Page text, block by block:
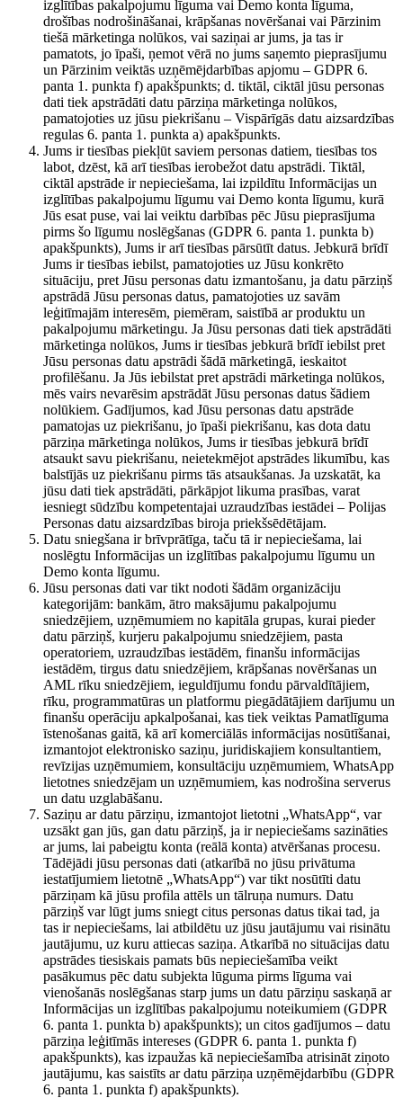
izglītības pakalpojumu līguma vai Demo konta līguma,
drošības nodrošināšanai, krāpšanas novēršanai vai Pārzinim
tiešā mārketinga nolūkos, vai saziņai ar jums, ja tas ir
pamatots, jo īpaši, ņemot vērā no jums saņemto pieprasījumu
un Pārzinim veiktās uzņēmējdarbības apjomu – GDPR 6.
panta 1. punkta f) apakšpunkts; d. tiktāl, ciktāl jūsu personas
dati tiek apstrādāti datu pārziņa mārketinga nolūkos,
pamatojoties uz jūsu piekrišanu – Vispārīgās datu aizsardzības
regulas 6. panta 1. punkta a) apakšpunkts.
Jums ir tiesības piekļūt saviem personas datiem, tiesības tos
labot, dzēst, kā arī tiesības ierobežot datu apstrādi. Tiktāl,
ciktāl apstrāde ir nepieciešama, lai izpildītu Informācijas un
izglītības pakalpojumu līgumu vai Demo konta līgumu, kurā
Jūs esat puse, vai lai veiktu darbības pēc Jūsu pieprasījuma
pirms šo līgumu noslēgšanas (GDPR 6. panta 1. punkta b)
apakšpunkts), Jums ir arī tiesības pārsūtīt datus. Jebkurā brīdī
Jums ir tiesības iebilst, pamatojoties uz Jūsu konkrēto
situāciju, pret Jūsu personas datu izmantošanu, ja datu pārziņš
apstrādā Jūsu personas datus, pamatojoties uz savām
leģitīmajām interesēm, piemēram, saistībā ar produktu un
pakalpojumu mārketingu. Ja Jūsu personas dati tiek apstrādāti
mārketinga nolūkos, Jums ir tiesības jebkurā brīdī iebilst pret
Jūsu personas datu apstrādi šādā mārketingā, ieskaitot
profilēšanu. Ja Jūs iebilstat pret apstrādi mārketinga nolūkos,
mēs vairs nevarēsim apstrādāt Jūsu personas datus šādiem
nolūkiem. Gadījumos, kad Jūsu personas datu apstrāde
pamatojas uz piekrišanu, jo īpaši piekrišanu, kas dota datu
pārziņa mārketinga nolūkos, Jums ir tiesības jebkurā brīdī
atsaukt savu piekrišanu, neietekmējot apstrādes likumību, kas
balstījās uz piekrišanu pirms tās atsaukšanas. Ja uzskatāt, ka
jūsu dati tiek apstrādāti, pārkāpjot likuma prasības, varat
iesniegt sūdzību kompetentajai uzraudzības iestādei – Polijas
Personas datu aizsardzības biroja priekšsēdētājam.
Datu sniegšana ir brīvprātīga, taču tā ir nepieciešama, lai
noslēgtu Informācijas un izglītības pakalpojumu līgumu un
Demo konta līgumu.
Jūsu personas dati var tikt nodoti šādām organizāciju
kategorijām: bankām, ātro maksājumu pakalpojumu
sniedzējiem, uzņēmumiem no kapitāla grupas, kurai pieder
datu pārziņš, kurjeru pakalpojumu sniedzējiem, pasta
operatoriem, uzraudzības iestādēm, finanšu informācijas
iestādēm, tirgus datu sniedzējiem, krāpšanas novēršanas un
AML rīku sniedzējiem, ieguldījumu fondu pārvaldītājiem,
rīku, programmatūras un platformu piegādātājiem darījumu un
finanšu operāciju apkalpošanai, kas tiek veiktas Pamatlīguma
īstenošanas gaitā, kā arī komerciālās informācijas nosūtīšanai,
izmantojot elektronisko saziņu, juridiskajiem konsultantiem,
revīzijas uzņēmumiem, konsultāciju uzņēmumiem, WhatsApp
lietotnes sniedzējam un uzņēmumiem, kas nodrošina serverus
un datu uzglabāšanu.
Saziņu ar datu pārziņu, izmantojot lietotni „WhatsApp“, var
uzsākt gan jūs, gan datu pārziņš, ja ir nepieciešams sazināties
ar jums, lai pabeigtu konta (reālā konta) atvēršanas procesu.
Tādējādi jūsu personas dati (atkarībā no jūsu privātuma
iestatījumiem lietotnē „WhatsApp“) var tikt nosūtīti datu
pārziņam kā jūsu profila attēls un tālruņa numurs. Datu
pārziņš var lūgt jums sniegt citus personas datus tikai tad, ja
tas ir nepieciešams, lai atbildētu uz jūsu jautājumu vai risinātu
jautājumu, uz kuru attiecas saziņa. Atkarībā no situācijas datu
apstrādes tiesiskais pamats būs nepieciešamība veikt
pasākumus pēc datu subjekta lūguma pirms līguma vai
vienošanās noslēgšanas starp jums un datu pārziņu saskaņā ar
Informācijas un izglītības pakalpojumu noteikumiem (GDPR
6. panta 1. punkta b) apakšpunkts); un citos gadījumos – datu
pārziņa leģitīmās intereses (GDPR 6. panta 1. punkta f)
apakšpunkts), kas izpaužas kā nepieciešamība atrisināt ziņoto
jautājumu, kas saistīts ar datu pārziņa uzņēmējdarbību (GDPR
6. panta 1. punkta f) apakšpunkts).